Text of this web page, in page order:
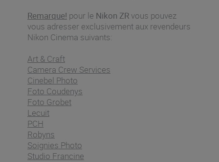
Remarque! pour le Nikon ZRvous pouvez
vous adresser exclusivement aux revendeurs
Nikon Cinema suivants:
Art & Craft
Camera Crew Services
Cinebel Photo
Foto Coudenys
Foto Grobet
Lecuit
PCH
Robyns
Soignies Photo
Studio Francine